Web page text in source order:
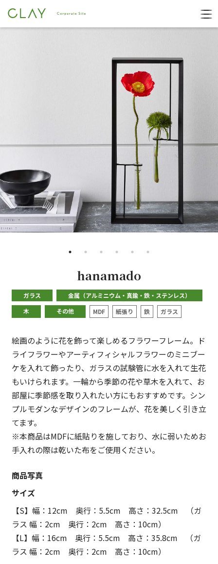
• • • • • •
hanamado
ガラス
金属（アルミニウム・真鍮・鉄・ステンレス）
木
その他 MDF 紙張り 鉄 ガラス
絵画のように花を飾って楽しめるフラワーフレーム。ド
ライフラワーやアーティフィシャルフラワーのミニブー
ケを入れて飾ったり、ガラスの試験管に水を入れて生花
もいけられます。一輪から季節の花や草木を入れて、お
部屋に季節感を取り入れたい方にもおすすめです。シン
プルモダンなデザインのフレームが、花を美しく引き立
てます。
※本商品はMDFに紙貼りを施しており、水に弱いためお
手入れの際は乾いた布をご使用ください。
商品写真
サイズ
【S】幅：12cm 奥行：5.5cm 高さ：32.5cm （ガ
ラス 幅：2cm 奥行：2cm 高さ：10cm）
【L】幅：16cm 奥行：5.5cm 高さ：35.8cm （ガ
ラス 幅：2cm 奥行：2cm 高さ：10cm）